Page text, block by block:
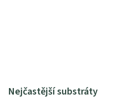
Nejčastější substráty